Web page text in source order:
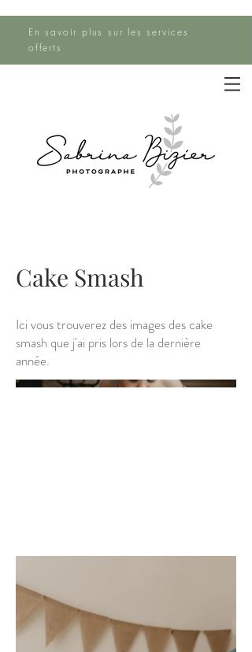
En savoir plus sur les services
offerts
Cake Smash
Ici vous trouverez des images des cake
smash que j'ai pris lors de la dernière
année.